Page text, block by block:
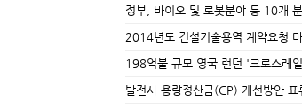
정부, 바이오 및 로봇분야 등 10개
2014년도 건설기술용역 계약요청
198억불 규모 영국 런던 '크로스레
발전사 용량정산금(CP) 개선방안 표